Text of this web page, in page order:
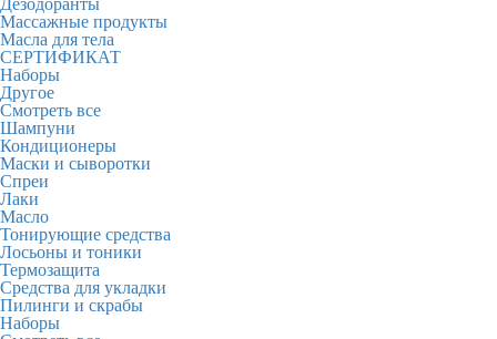
Дезодоранты
Массажные продукты
Масла для тела
СЕРТИФИКАТ
Наборы
Другое
Смотреть все
Шампуни
Кондиционеры
Маски и сыворотки
Спреи
Лаки
Масло
Тонирующие средства
Лосьоны и тоники
Термозащита
Средства для укладки
Пилинги и скрабы
Наборы